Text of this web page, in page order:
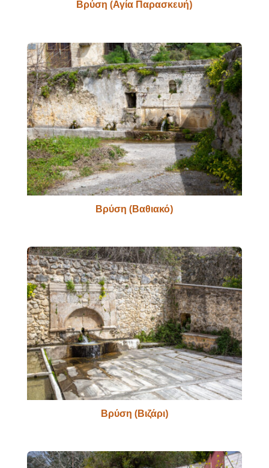
Βρύση (Αγία Παρασκευή)
Βρύση (Βαθιακό)
Βρύση (Βιζάρι)